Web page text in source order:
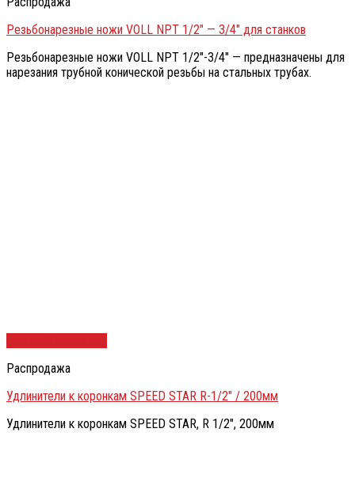
Резьбонарезные ножи VOLL NPT 1/2″ — 3/4″ для станков
Резьбонарезные ножи VOLL NPT 1/2″-3/4″ — предназначены для
нарезания трубной конической резьбы на стальных трубах.
Распродажа
Удлинители к коронкам SPEED STAR R-1/2″ / 200мм
Удлинители к коронкам SPEED STAR, R 1/2″, 200мм